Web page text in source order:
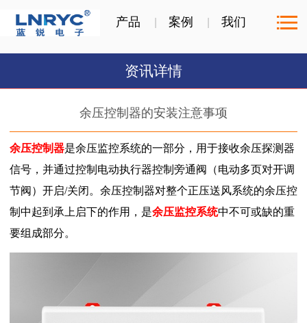
产品 案例 我们
资讯详情
余压控制器的安装注意事项
余压控制器是余压监控系统的一部分，用于接收余压探测器
信号，并通过控制电动执行器控制旁通阀（电动多页对开调
节阀）开启/关闭。余压控制器对整个正压送风系统的余压控
制中起到承上启下的作用，是余压监控系统中不可或缺的重
要组成部分。